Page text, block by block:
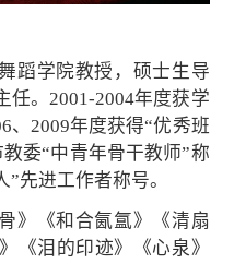
蹈学院教授，硕士生导
任。2001-2004年度获学
、2009年度获得“优秀班
委“中青年骨干教师”称
先进工作者称号。
》《和合氤氲》《清扇
《泪的印迹》《心泉》